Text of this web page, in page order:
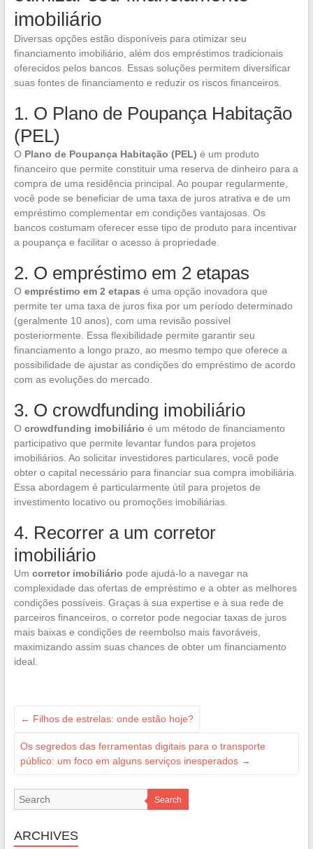
imobiliário
Diversas opções estão disponíveis para otimizar seu
financiamento imobiliário, além dos empréstimos tradicionais
oferecidos pelos bancos. Essas soluções permitem diversificar
suas fontes de financiamento e reduzir os riscos financeiros.
1. O Plano de Poupança Habitação
(PEL)
O Plano de Poupança Habitação (PEL) é um produto
financeiro que permite constituir uma reserva de dinheiro para a
compra de uma residência principal. Ao poupar regularmente,
você pode se beneficiar de uma taxa de juros atrativa e de um
empréstimo complementar em condições vantajosas. Os
bancos costumam oferecer esse tipo de produto para incentivar
a poupança e facilitar o acesso à propriedade.
2. O empréstimo em 2 etapas
O empréstimo em 2 etapas é uma opção inovadora que
permite ter uma taxa de juros fixa por um período determinado
(geralmente 10 anos), com uma revisão possível
posteriormente. Essa flexibilidade permite garantir seu
financiamento a longo prazo, ao mesmo tempo que oferece a
possibilidade de ajustar as condições do empréstimo de acordo
com as evoluções do mercado.
3. O crowdfunding imobiliário
O crowdfunding imobiliário é um método de financiamento
participativo que permite levantar fundos para projetos
imobiliários. Ao solicitar investidores particulares, você pode
obter o capital necessário para financiar sua compra imobiliária.
Essa abordagem é particularmente útil para projetos de
investimento locativo ou promoções imobiliárias.
4. Recorrer a um corretor
imobiliário
Um corretor imobiliário pode ajudá-lo a navegar na
complexidade das ofertas de empréstimo e a obter as melhores
condições possíveis. Graças à sua expertise e à sua rede de
parceiros financeiros, o corretor pode negociar taxas de juros
mais baixas e condições de reembolso mais favoráveis,
maximizando assim suas chances de obter um financiamento
ideal.
← Filhos de estrelas: onde estão hoje?
Os segredos das ferramentas digitais para o transporte
público: um foco em alguns serviços inesperados →
Search
ARCHIVES